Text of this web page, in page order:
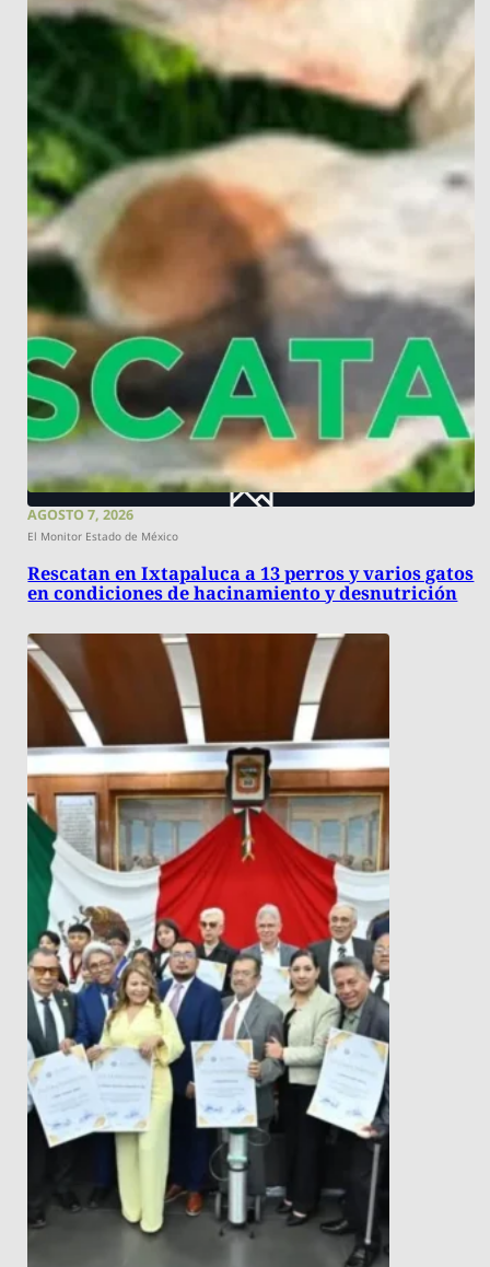
AGOSTO 7, 2026
El Monitor Estado de México
Rescatan en Ixtapaluca a 13 perros y varios gatos
en condiciones de hacinamiento y desnutrición